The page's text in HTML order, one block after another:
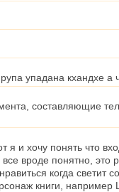
упадана кхандхе а
составляющие
и хочу понять что
вроде понятно, это
когда
книги,